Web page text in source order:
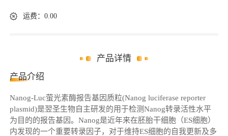
运费：0.00
产品详情
产品介绍
Nanog-Luc萤光素酶报告基因 质粒(Nanog luciferase reporter
plasmid)是翌圣生物自主研发的用于检测Nanog转录活性水平
为目的的报告基因。Nanog是近年来在胚胎干细胞（ES细胞）
内发现的一个重要转录因子，对于维持ES细胞的自我更新及多